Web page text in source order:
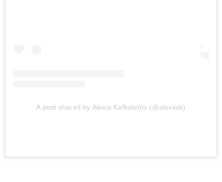
A post shared by Alexia Kafkaletos (@alexiiak)